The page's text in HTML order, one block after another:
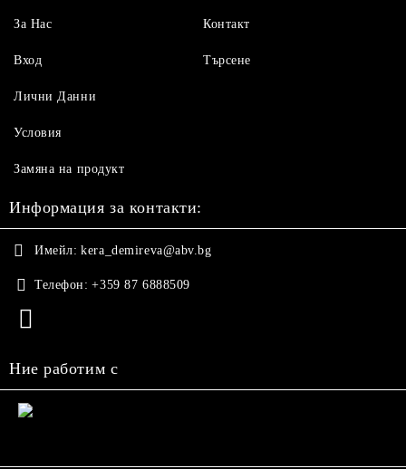
За Нас
Вход
Контакт
Търсене
Лични Данни
Условия
Замяна на продукт
Информация за контакти:
Имейл: kera_demireva@abv.bg
Телефон: +359 87 6888509
Ние работим с